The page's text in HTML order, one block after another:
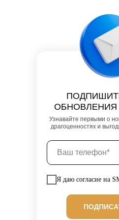
Я даю согласие на
ОБНОВЛЕНИЯ
Узнавайте первыми о
драгоценностях и